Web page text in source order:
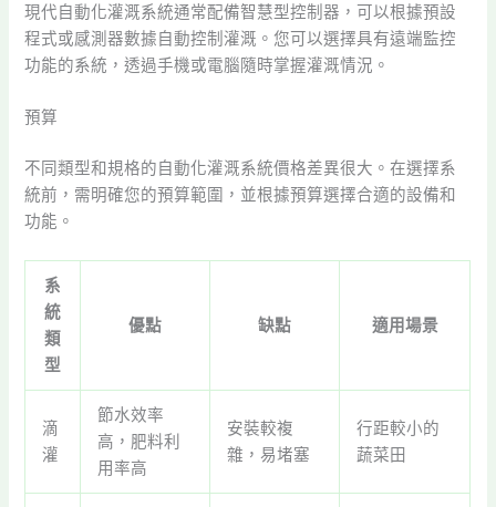
現代自動化灌溉系統通常配備智慧型控制器，可以根據預設
程式或感測器數據自動控制灌溉。您可以選擇具有遠端監控
功能的系統，透過手機或電腦隨時掌握灌溉情況。
預算
不同類型和規格的自動化灌溉系統價格差異很大。在選擇系
統前，需明確您的預算範圍，並根據預算選擇合適的設備和
功能。
系
統
類
型
優點 缺點 適用場景
滴
灌
節水效率
高，肥料利
用率高
安裝較複
雜，易堵塞
行距較小的
蔬菜田